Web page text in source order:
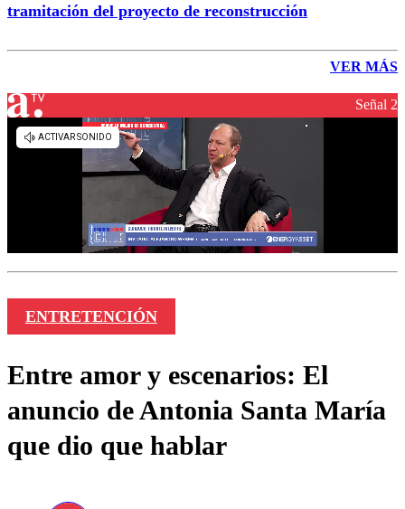
tramitación del proyecto de reconstrucción
VER MÁS
Señal 2
ENTRETENCIÓN
Entre amor y escenarios: El
anuncio de Antonia Santa María
que dio que hablar